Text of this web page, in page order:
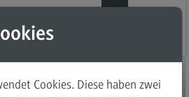
Modul-O-Mat
Cookies. Diese haben zwei